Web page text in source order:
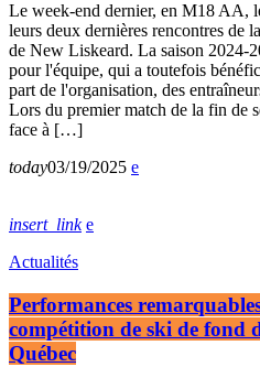
Le week-end dernier, en M18 AA,
leurs deux dernières rencontres de
de New Liskeard. La saison 2024-
pour l'équipe, qui a toutefois
part de l'organisation, des
Lors du premier match de la fin de
face à […]
today03/19/2025
insert_link
Actualités
Performances
compétition de ski de fond
Québec